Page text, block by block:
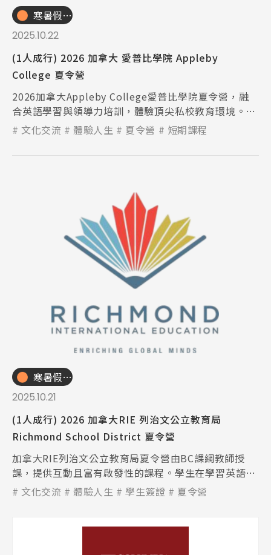
寒暑假遊學團
2025.10.22
(1人成行) 2026 加拿大 愛普比學院 Appleby
College 夏令營
2026加拿大Appleby College愛普比學院夏令營，融
合英語學習與領導力培訓，體驗頂尖私校教育環境。多
元課程與戶外活動並重，培養國際視野與自信，開啟學
生海外成長新篇章。
文化交流 體驗人生 夏令營 短期課程
寒暑假遊學團
2025.10.21
(1人成行) 2026 加拿大RIE 列治文公立教育局
Richmond School District 夏令營
加拿大RIE列治文公立教育局夏令營由BC課綱教師授
課，提供互動且富有啟發性的課程。學生在學習英語的
同時，探索美麗的大溫哥華地區，提升語言能力與人際
文化交流 體驗人生 學生簽證 夏令營